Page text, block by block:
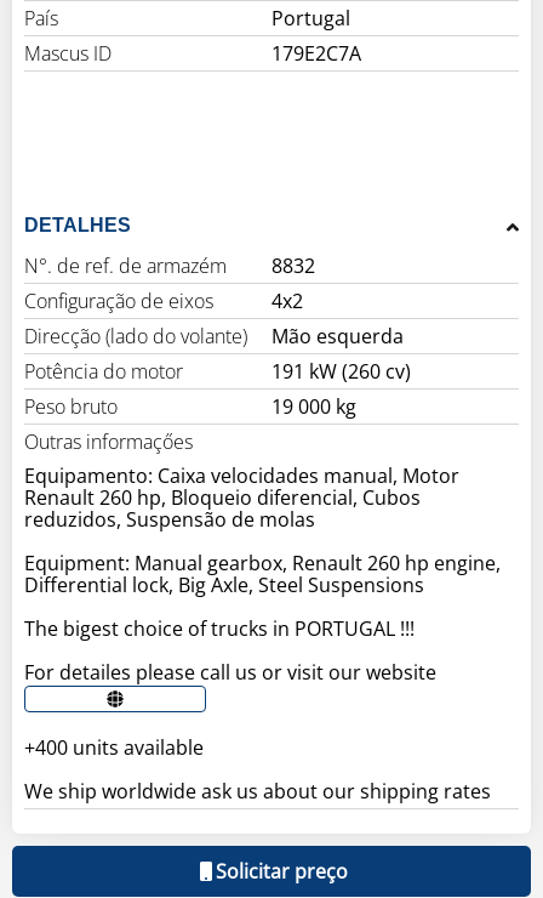
País
Portugal
Mascus ID
179E2C7A
DETALHES
N°. de ref. de armazém
8832
Configuração de eixos
4x2
Direcção (lado do volante)
Mão esquerda
Potência do motor
191 kW (260 cv)
Peso bruto
19 000 kg
Outras informaçőes
Equipamento: Caixa velocidades manual, Motor
Renault 260 hp, Bloqueio diferencial, Cubos
reduzidos, Suspensão de molas
Equipment: Manual gearbox, Renault 260 hp engine,
Differential lock, Big Axle, Steel Suspensions
The bigest choice of trucks in PORTUGAL !!!
For detailes please call us or visit our website
+400 units available
We ship worldwide ask us about our shipping rates
Solicitar preço